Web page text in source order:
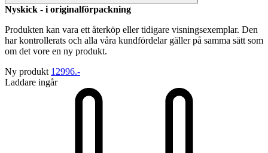
Nyskick - i originalförpackning
Produkten kan vara ett återköp eller tidigare visningsexemplar. Den
har kontrollerats och alla våra kundfördelar gäller på samma sätt som
om det vore en ny produkt.
Ny produkt 12996.-
Laddare ingår